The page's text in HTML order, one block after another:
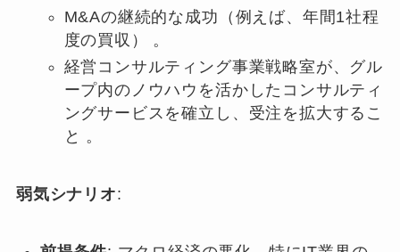
M&Aの継続的な成功（例えば、年間1社程
度の買収） 。
経営コンサルティング事業戦略室が、グル
ープ内のノウハウを活かしたコンサルティ
ングサービスを確立し、受注を拡大するこ
と 。
弱気シナリオ: